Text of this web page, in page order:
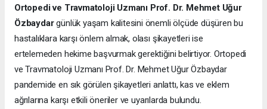
Ortopedi ve Travmatoloji Uzmanı Prof. Dr. Mehmet Uğur
Özbaydargünlük yaşam kalitesini önemli ölçüde düşüren bu
hastalıklara karşı önlem almak, olası şikayetleri ise
ertelemeden hekime başvurmak gerektiğini belirtiyor. Ortopedi
ve Travmatoloji Uzmanı Prof. Dr. Mehmet Uğur Özbaydar
pandemide en sık görülen şikayetleri anlattı, kas ve eklem
ağrılarına karşı etkili öneriler ve uyarılarda bulundu.